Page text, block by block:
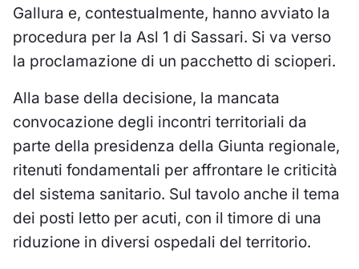
Gallura e, contestualmente, hanno avviato la
procedura per la Asl 1 di Sassari. Si va verso
la proclamazione di un pacchetto di scioperi.
Alla base della decisione, la mancata
convocazione degli incontri territoriali da
parte della presidenza della Giunta regionale,
ritenuti fondamentali per affrontare le criticità
del sistema sanitario. Sul tavolo anche il tema
dei posti letto per acuti, con il timore di una
riduzione in diversi ospedali del territorio.